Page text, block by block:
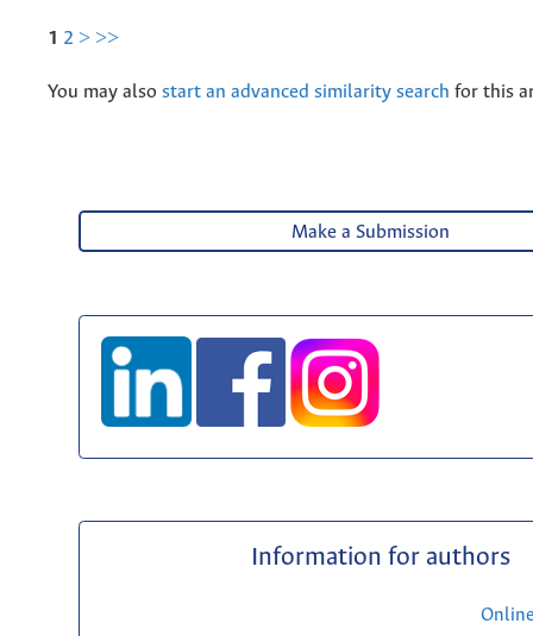
1 2 > >>
You may also start an advanced similarity search for this
Make a Submission
Information for authors